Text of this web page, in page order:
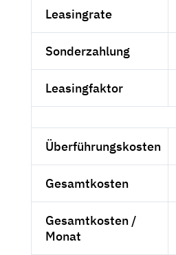
Leasingrate
Sonderzahlung
Leasingfaktor
Überführungskosten
Gesamtkosten
Gesamtkosten /
Monat